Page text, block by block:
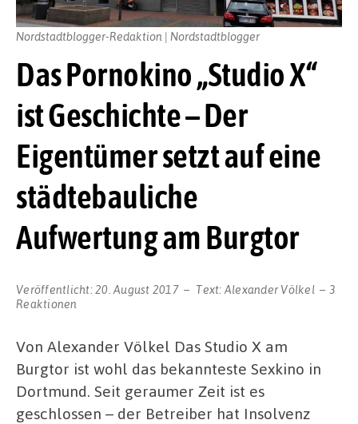
Das Pornokino „Studio X“
ist Geschichte – Der
Eigentümer setzt auf eine
städtebauliche
Aufwertung am Burgtor
Veröffentlicht:20. August 2017 Text: Alexander Völkel
3
Reaktionen
Nordstadtblogger-Redaktion | Nordstadtblogger
Von Alexander Völkel Das Studio X am
Burgtor ist wohl das bekannteste Sexkino in
Dortmund. Seit geraumer Zeit ist es
geschlossen – der Betreiber hat Insolvenz